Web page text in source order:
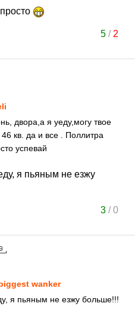
5/ 2
двора,а я уеду,могу твое
кв. да и все . Поллитра
успевай
я пьяным не езжу
3/0
wanker
я пьяным не езжу больше!!!